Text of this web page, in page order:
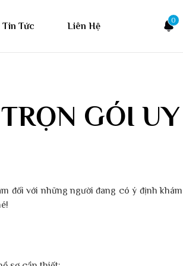
Tin Tức Liên Hệ
0
GÓI UY
đối với những người đang có ý định